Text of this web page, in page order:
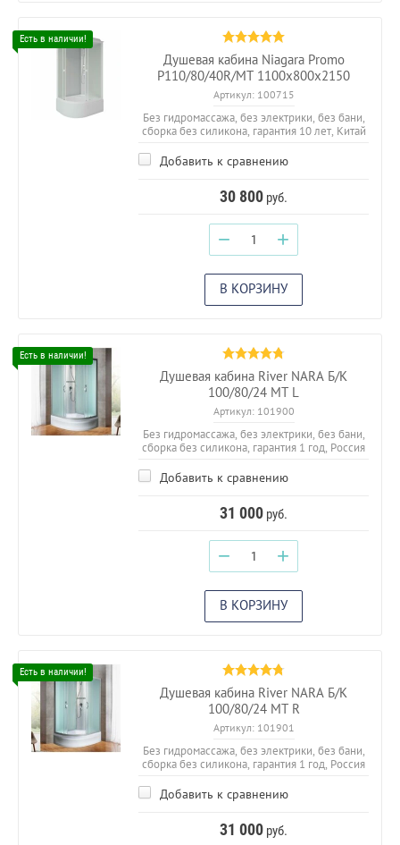
Душевая кабина Niagara Promo
P110/80/40R/MT 1100х800х2150
Артикул:100715
Без гидромассажа, без электрики, без бани,
сборка без силикона, гарантия 10 лет, Китай
Добавить к сравнению
30 800 руб.
− +
В КОРЗИНУ
Душевая кабина River NARA Б/К
100/80/24 МТ L
Артикул:101900
Без гидромассажа, без электрики, без бани,
сборка без силикона, гарантия 1 год, Россия
Добавить к сравнению
31 000 руб.
− +
В КОРЗИНУ
Душевая кабина River NARA Б/К
100/80/24 МТ R
Артикул:101901
Без гидромассажа, без электрики, без бани,
сборка без силикона, гарантия 1 год, Россия
Добавить к сравнению
31 000 руб.